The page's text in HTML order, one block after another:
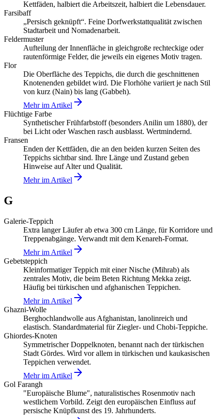
Kettfäden, halbiert die Arbeitszeit, halbiert die Lebensdauer.
Farsibaff
„Persisch geknüpft“. Feine Dorfwerkstattqualität zwischen
Stadtarbeit und Nomadenarbeit.
Feldermuster
Aufteilung der Innenfläche in gleichgroße rechteckige oder
rautenförmige Felder, die jeweils ein eigenes Motiv tragen.
Flor
Die Oberfläche des Teppichs, die durch die geschnittenen
Knotenenden gebildet wird. Die Florhöhe variiert je nach Stil
von kurz (Nain) bis lang (Gabbeh).
Mehr im Artikel
Flüchtige Farbe
Synthetischer Frühfarbstoff (besonders Anilin um 1880), der
bei Licht oder Waschen rasch ausblasst. Wertmindernd.
Fransen
Enden der Kettfäden, die an den beiden kurzen Seiten des
Teppichs sichtbar sind. Ihre Länge und Zustand geben
Hinweise auf Alter und Qualität.
Mehr im Artikel
G
Galerie-Teppich
Extra langer Läufer ab etwa 300 cm Länge, für Korridore und
Treppenabgänge. Verwandt mit dem Kenareh-Format.
Mehr im Artikel
Gebetsteppich
Kleinformatiger Teppich mit einer Nische (Mihrab) als
zentrales Motiv, die beim Beten Richtung Mekka zeigt.
Häufig bei türkischen und afghanischen Teppichen.
Mehr im Artikel
Ghazni-Wolle
Berghochlandwolle aus Afghanistan, lanolinreich und
elastisch. Standardmaterial für Ziegler- und Chobi-Teppiche.
Ghiordes-Knoten
Symmetrischer Doppelknoten, benannt nach der türkischen
Stadt Gördes. Wird vor allem in türkischen und kaukasischen
Teppichen verwendet.
Mehr im Artikel
Gol Farangh
"Europäische Blume", naturalistisches Rosenmotiv nach
westlichem Vorbild. Zeigt den europäischen Einfluss auf
persische Knüpfkunst des 19. Jahrhunderts.